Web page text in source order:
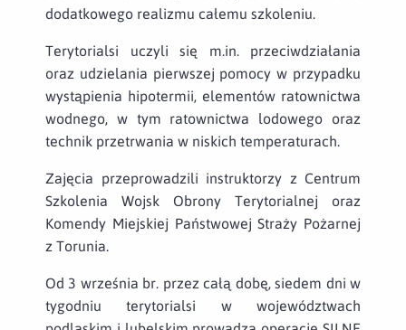
dodatkowego realizmu całemu szkoleniu.
Terytorialsi uczyli się m.in. przeciwdziałania
oraz udzielania pierwszej pomocy w przypadku
wystąpienia hipotermii, elementów ratownictwa
wodnego, w tym ratownictwa lodowego oraz
technik przetrwania w niskich temperaturach.
Zajęcia przeprowadzili instruktorzy z Centrum
Szkolenia Wojsk Obrony Terytorialnej oraz
Komendy Miejskiej Państwowej Straży Pożarnej
z Torunia.
Od 3 września br. przez całą dobę, siedem dni w
tygodniu terytorialsi w województwach